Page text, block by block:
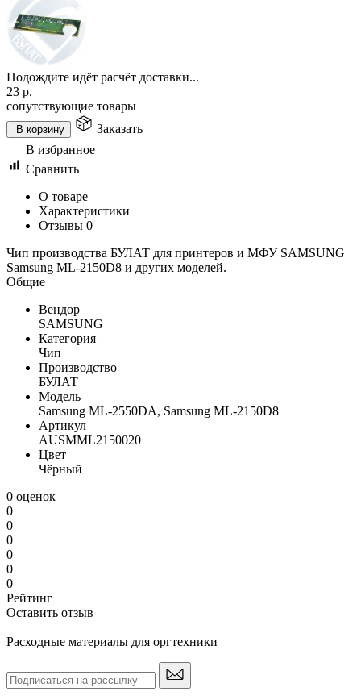
Подождите идёт расчёт доставки...
23 р.
сопутствующие товары
В корзину
Заказать
В избранное
Сравнить
О товаре
Характеристики
Отзывы 0
Чип производства БУЛАТ для принтеров и МФУ SAMSUNG
Samsung ML-2150D8 и других моделей.
Общие
Вендор
SAMSUNG
Категория
Чип
Производство
БУЛАТ
Модель
Samsung ML-2550DA, Samsung ML-2150D8
Артикул
AUSMML2150020
Цвет
Чёрный
0 оценок
0
0
0
0
0
0
Рейтинг
Оставить отзыв
Расходные материалы для оргтехники